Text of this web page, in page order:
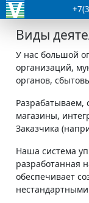
Виды
У нас большой
организаций,
органов,
Разрабатываем,
магазины,
Заказчика
Наша система
разработанная
обеспечивает